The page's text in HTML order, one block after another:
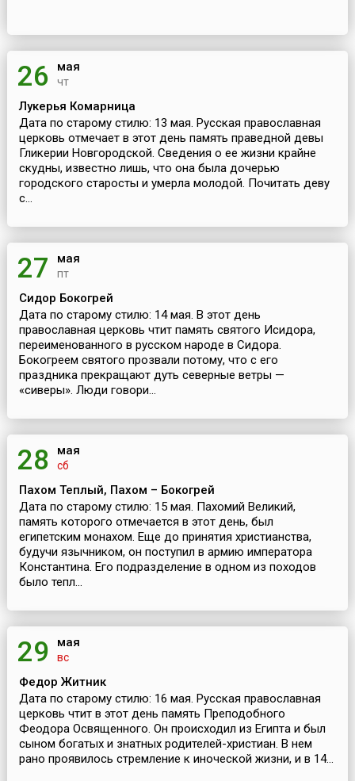
26 мая
чт
Лукерья Комарница
Дата по старому стилю: 13 мая. Русская православная
церковь отмечает в этот день память праведной девы
Гликерии Новгородской. Сведения о ее жизни крайне
скудны, известно лишь, что она была дочерью
городского старосты и умерла молодой. Почитать деву
с...
27 мая
пт
Сидор Бокогрей
Дата по старому стилю: 14 мая. В этот день
православная церковь чтит память святого Исидора,
переименованного в русском народе в Сидора.
Бокогреем святого прозвали потому, что с его
праздника прекращают дуть северные ветры —
«сиверы». Люди говори...
28 мая
сб
Пахом Теплый, Пахом – Бокогрей
Дата по старому стилю: 15 мая. Пахомий Великий,
память которого отмечается в этот день, был
египетским монахом. Еще до принятия христианства,
будучи язычником, он поступил в армию императора
Константина. Его подразделение в одном из походов
было тепл...
29 мая
вс
Федор Житник
Дата по старому стилю: 16 мая. Русская православная
церковь чтит в этот день память Преподобного
Феодора Освященного. Он происходил из Египта и был
сыном богатых и знатных родителей-христиан. В нем
рано проявилось стремление к иноческой жизни, и в 14...